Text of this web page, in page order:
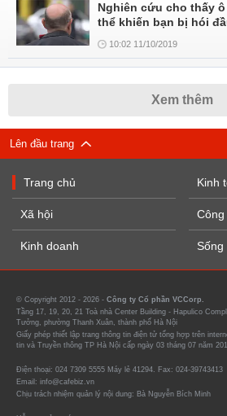
Nghiên cứu cho thấy
thể khiến bạn bị hói
10:02 11/10/2019
Xem thêm
Lên đầu trang
Trang chủ
Xã hội
Kinh doanh
Kinh
Công
Sống
© Copyright 2012 - 2026 - Công ty Cổ phần VCCorp.
Tầng 17, 19, 20, 21 Toà nhà Center Building - Hapulico
Tưởng, phường Thanh Xuân, thành phố Hà Nội
Giấy phép thiết lập trang thông tin điện tử tổng hợp trên
tin và Truyền thông TP Hà Nội cấp ngày 03 tháng 07 năm
Điện thoại: 024 7309 5555 Máy lẻ 41294. Fax: 024-39743413
Email: info@cafebiz.vn
Chịu trách nhiệm quản lý nội dung: Bà Nguyễn Bích Minh